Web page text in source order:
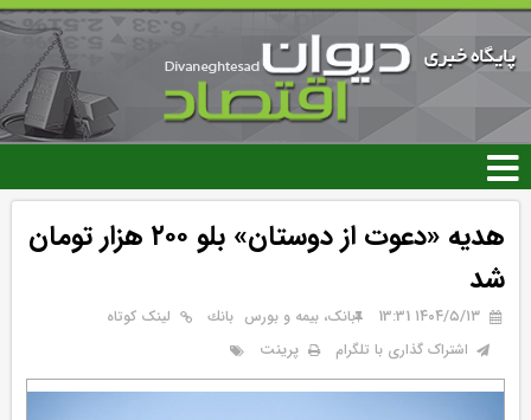
رفتن
محتوای
اصلی
هدیه «دعوت از دوستان» بلو ۲۰۰ هزار تومان
شد
۱۴۰۴/۵/۱۳ 13:31 بانک، بیمه و بورس بانك
لینک کوتاه
اشتراک گذاری با تلگرام
پرینت